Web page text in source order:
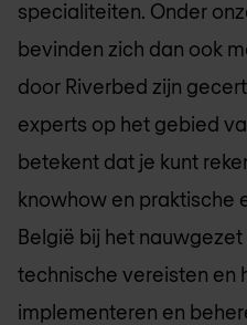
specialiteiten. Onder
bevinden zich dan ook
door Riverbed zijn
experts op het gebied
betekent dat je kunt
knowhow en praktische
België bij het
technische vereisten en
implementeren en